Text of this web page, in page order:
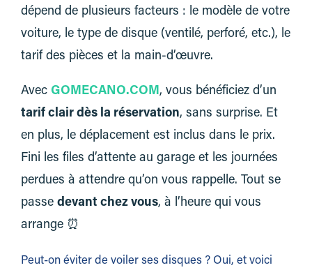
dépend de plusieurs facteurs : le modèle de votre
voiture, le type de disque (ventilé, perforé, etc.), le
tarif des pièces et la main-d’œuvre.
Avec GOMECANO.COM, vous bénéficiez d’un
tarif clair dès la réservation, sans surprise. Et
en plus, le déplacement est inclus dans le prix.
Fini les files d’attente au garage et les journées
perdues à attendre qu’on vous rappelle. Tout se
passe devant chez vous, à l’heure qui vous
arrange ⏰
Peut-on éviter de voiler ses disques ? Oui, et voici